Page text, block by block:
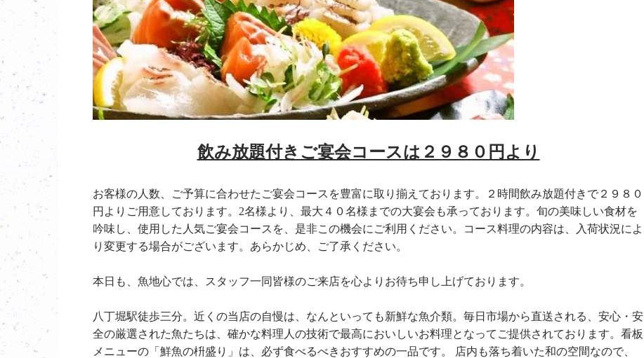
飲み放題付きご宴会コースは２９８０円より
お客様の人数、ご予算に合わせたご宴会コースを豊富に取り揃えております。２時間飲み放題付きで２９８０
円よりご用意しております。2名様より、最大４０名様までの大宴会も承っております。旬の美味しい食材を
吟味し、使用した人気ご宴会コースを、是非この機会にご利用ください。コース料理の内容は、入荷状況によ
り変更する場合がございます。あらかじめ、ご了承ください。
本日も、魚地心では、スタッフ一同皆様のご来店を心よりお待ち申し上げております。
八丁堀駅徒歩三分。近くの当店の自慢は、なんといっても新鮮な魚介類。毎日市場から直送される、安心・安
全の厳選された魚たちは、確かな料理人の技術で最高においしいお料理となってご提供されております。看板
メニューの「鮮魚の枡盛り」は、必ず食べるべきおすすめの一品です。 店内も落ち着いた和の空間なので、